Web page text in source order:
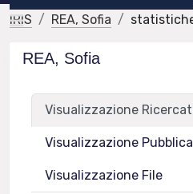
IRIS REA, Sofia
REA, Sofia
Visualizzazione
Visualizzazione
Visualizzazione File